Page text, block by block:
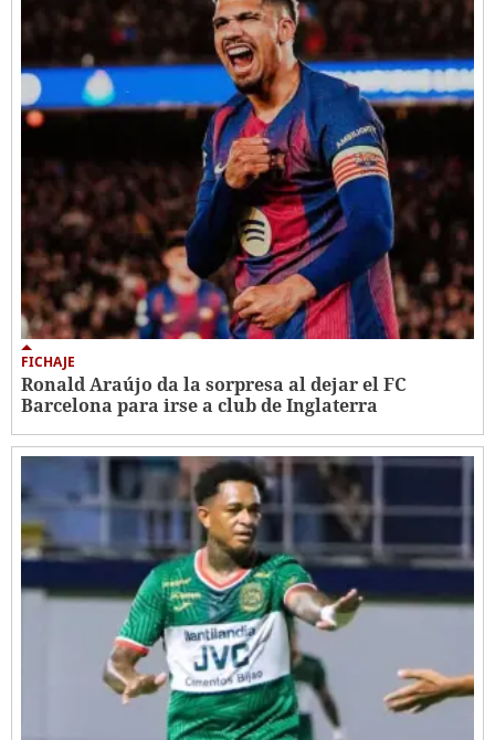
FICHAJE
Ronald Araújo da la sorpresa al dejar el FC
Barcelona para irse a club de Inglaterra